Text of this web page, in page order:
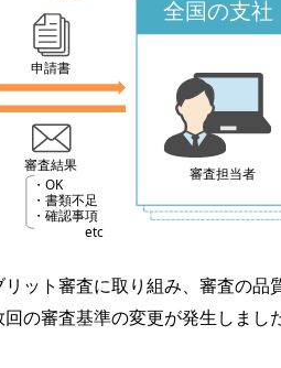
ット審査に取り組み、審査の品
の審査基準の変更が発生しまし